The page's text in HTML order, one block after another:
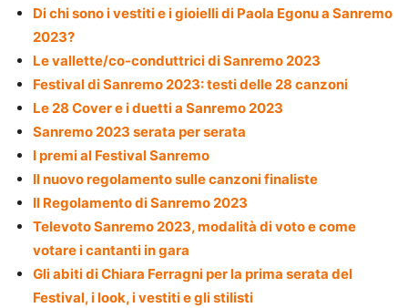
Di chi sono i vestiti e i gioielli di Paola Egonu a Sanremo
2023?
Le vallette/co-conduttrici di Sanremo 2023
Festival di Sanremo 2023: testi delle 28 canzoni
Le 28 Cover e i duetti a Sanremo 2023
Sanremo 2023 serata per serata
I premi al Festival Sanremo
Il nuovo regolamento sulle canzoni finaliste
Il Regolamento di Sanremo 2023
Televoto Sanremo 2023, modalità di voto e come
votare i cantanti in gara
Gli abiti di Chiara Ferragni per la prima serata del
Festival, i look, i vestiti e gli stilisti